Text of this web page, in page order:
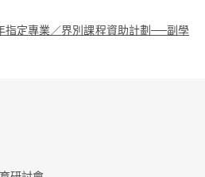
指定專業／界別課程資助計劃──副學